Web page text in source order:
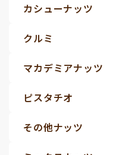
カシューナッツ
クルミ
マカデミアナッツ
ピスタチオ
その他ナッツ